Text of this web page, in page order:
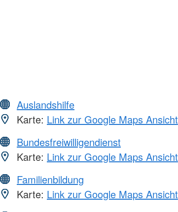
Auslandshilfe
Karte: Link zur Google Maps Ansicht
Bundesfreiwilligendienst
Karte: Link zur Google Maps Ansicht
Familienbildung
Karte: Link zur Google Maps Ansicht